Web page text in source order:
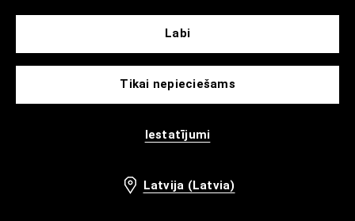
Tikai nepieciešams
Iestatījumi
Labi
Latvija (Latvia)